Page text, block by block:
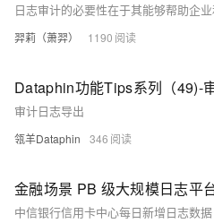
羿莉（萧羿） 1190
Dataphin功能Tips系列（49)-
审计日志导出
瓴羊Dataphin 346